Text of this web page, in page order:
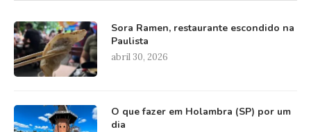
Sora Ramen, restaurante escondido na
Paulista
abril 30, 2026
O que fazer em Holambra (SP) por um
dia